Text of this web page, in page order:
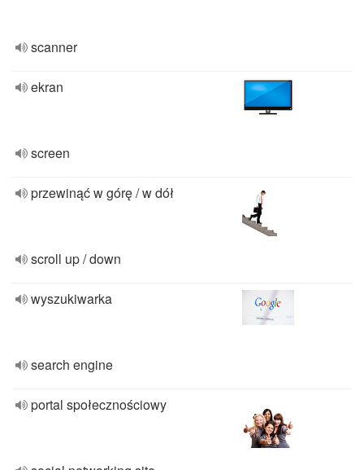
scanner
ekran
screen
przewinąć w górę / w dół
scroll up / down
wyszukiwarka
search engine
portal społecznościowy